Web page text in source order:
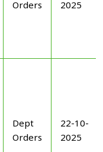
Orders
2025
Dept
Orders
22-10-
2025